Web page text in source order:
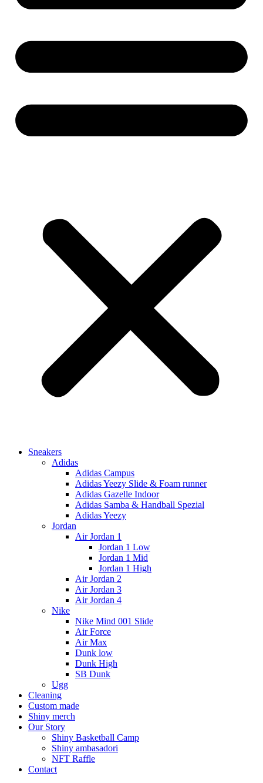
Sneakers
Adidas
Adidas Campus
Adidas Yeezy Slide & Foam runner
Adidas Gazelle Indoor
Adidas Samba & Handball Spezial
Adidas Yeezy
Jordan
Air Jordan 1
Jordan 1 Low
Jordan 1 Mid
Jordan 1 High
Air Jordan 2
Air Jordan 3
Air Jordan 4
Nike
Nike Mind 001 Slide
Air Force
Air Max
Dunk low
Dunk High
SB Dunk
Ugg
Cleaning
Custom made
Shiny merch
Our Story
Shiny Basketball Camp
Shiny ambasadori
NFT Raffle
Contact